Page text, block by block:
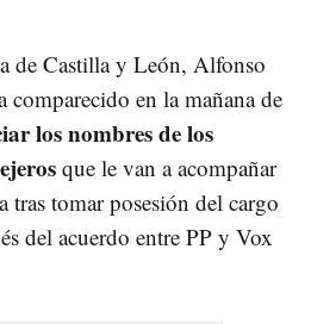
de Castilla y León, Alfonso
comparecido en la mañana de
los nombres de los
que le van a acompañar
tras tomar posesión del cargo
del acuerdo entre PP y Vox